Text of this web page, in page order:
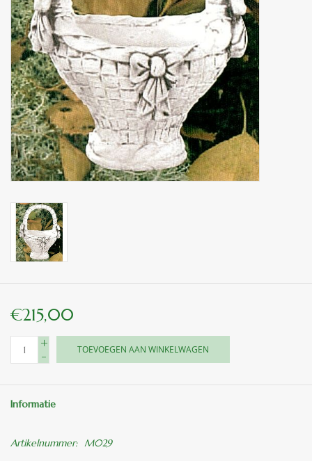
binnen en of buiten.
ANTIEK , Curiosa en
Replica's
Cadeau artikelen
Diversen
Winkel decoratie
€215,00
+
-
TOEVOEGEN AAN WINKELWAGEN
Informatie
Artikelnummer: M029